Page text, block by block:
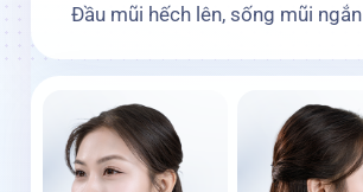
Đầu mũi hếch lên, sống mũi ngắn